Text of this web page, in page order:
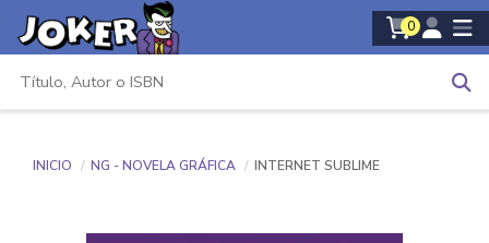
0
INICIO NG - NOVELA GRÁFICA INTERNET SUBLIME